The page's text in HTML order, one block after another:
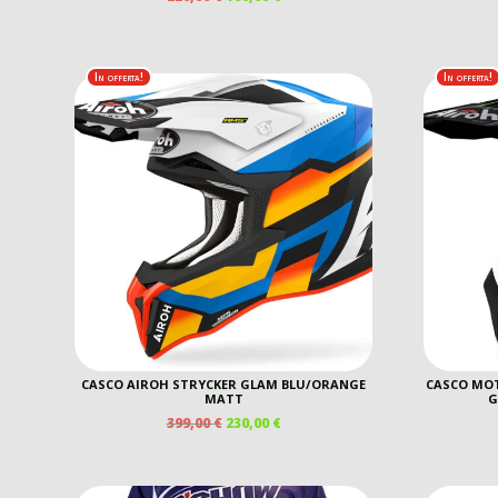
220,00 €.100,00 €.
In offerta!
CASCO AIROH STRYCKER GLAM BLU/ORANGE
MATT
399,00€ IL
230,00€IL
In offerta!
CASCO